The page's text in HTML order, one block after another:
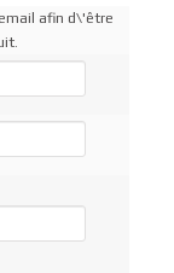
afin d\'être